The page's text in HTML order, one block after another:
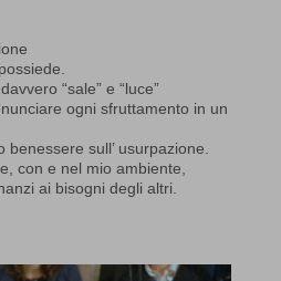
“sale” e “luce”
ogni sfruttamento in un
sull’ usurpazione.
con e nel mio ambiente,
ai bisogni degli altri.